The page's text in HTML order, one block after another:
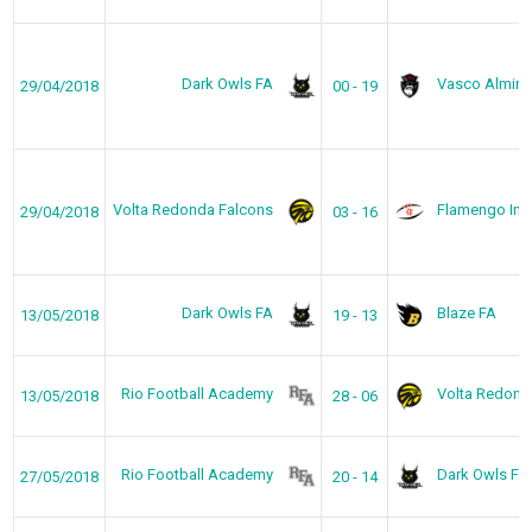
29/04/2018 Dark Owls FA 00 - 19 Vasco
29/04/2018 Volta Redonda Falcons 03 - 16 Flamengo
13/05/2018 Dark Owls FA 19 - 13 Blaze FA
13/05/2018 Rio Football Academy 28 - 06 Volta
27/05/2018 Rio Football Academy 20 - 14 Dark Owls FA